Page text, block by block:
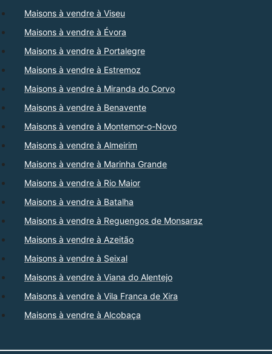
Maisons à vendre à Viseu
Maisons à vendre à Évora
Maisons à vendre à Portalegre
Maisons à vendre à Estremoz
Maisons à vendre à Miranda do Corvo
Maisons à vendre à Benavente
Maisons à vendre à Montemor-o-Novo
Maisons à vendre à Almeirim
Maisons à vendre à Marinha Grande
Maisons à vendre à Rio Maior
Maisons à vendre à Batalha
Maisons à vendre à Reguengos de Monsaraz
Maisons à vendre à Azeitão
Maisons à vendre à Seixal
Maisons à vendre à Viana do Alentejo
Maisons à vendre à Vila Franca de Xira
Maisons à vendre à Alcobaça